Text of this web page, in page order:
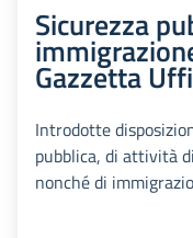
Sicurezza
Gazzetta
Introdotte
pubblica, di attività
nonché di